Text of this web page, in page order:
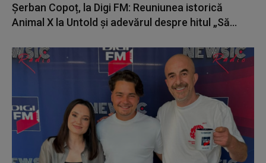
Șerban Copoț, la Digi FM: Reuniunea istorică
Animal X la Untold și adevărul despre hitul „Să...